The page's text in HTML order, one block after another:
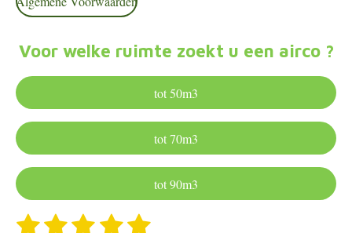
Voor welke ruimte zoekt u een airco ?
tot 50m3
tot 70m3
tot 90m3
R
1 2 3 4 5
S